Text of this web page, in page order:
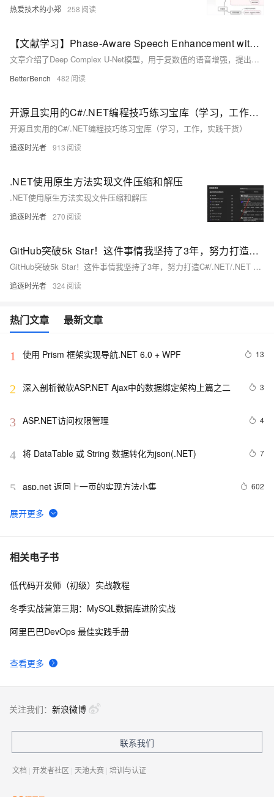
热爱技术的小郑 258
【文献学习】Phase-Aware Speech Enhancement with Deep Complex U-Net
文章介绍了Deep Complex U-Net模型，用于复数值的语音增强，提出了新的极坐标掩码方法和wSDR损失函数，并通过多种评估指标验证了其性能。
BetterBench 482
开源且实用的C#/.NET编程技巧练习宝库（学习，工作，实践干货）
开源且实用的C#/.NET编程技巧练习宝库（学习，工作，实践干货）
追逐时光者 913
.NET使用原生方法实现文件压缩和解压
.NET使用原生方法实现文件压缩和解压
追逐时光者 270
GitHub突破5k Star！这件事情我坚持了3年，努力打造C#/.NET/.NET Core全面的学习、工作、面试指南知识库
GitHub突破5k Star！这件事情我坚持了3年，努力打造C#/.NET/.NET Core全面的学习、工作、面试指南知识库
追逐时光者 324
热门文章 最新文章
1 使用 Prism 框架实现导航.NET 6.0 + WPF 13
2 深入剖析微软ASP.NET Ajax中的数据绑定架构上篇之二 3
3 ASP.NET访问权限管理 4
4 将 DataTable 或 String 数据转化为json(.NET) 7
5 asp.net 返回上一页的实现方法小集 602
6 VB.NET 中的ref　和C#中的ref　格式区别
7 一起谈.NET技术，asp.net控件开发基础(8)
8 .NET数据库编程求索之路--11.一些思考
和扩展方法
相关电子书
查看更多
低代码开发师（初级）实战教程
冬季实战营第三期：MySQL数据库进阶实战
阿里巴巴DevOps 最佳实践手册
关注我们： 新浪微博
联系我们
文档 | 开发者社区 | 天池大赛 | 培训与认证